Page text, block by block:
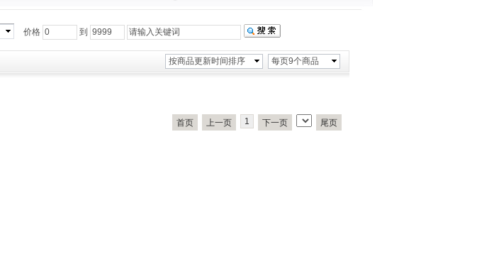
按商品更新时间排序 每页9个商品
首页 上一页 1 下一页 尾页
价格 到